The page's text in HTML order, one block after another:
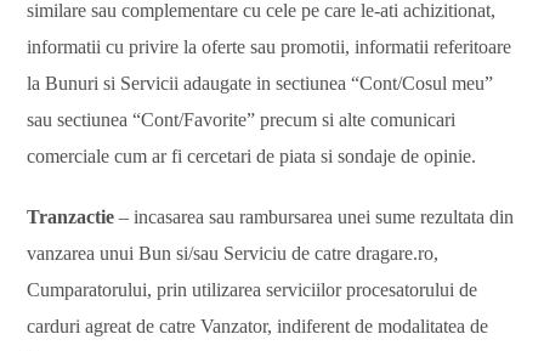
similare sau complementare cu cele pe care le-ati achizitionat,
informatii cu privire la oferte sau promotii, informatii referitoare
la Bunuri si Servicii adaugate in sectiunea “Cont/Cosul meu”
sau sectiunea “Cont/Favorite” precum si alte comunicari
comerciale cum ar fi cercetari de piata si sondaje de opinie.
Tranzactie – incasarea sau rambursarea unei sume rezultata din
vanzarea unui Bun si/sau Serviciu de catre dragare.ro,
Cumparatorului, prin utilizarea serviciilor procesatorului de
carduri agreat de catre Vanzator, indiferent de modalitatea de